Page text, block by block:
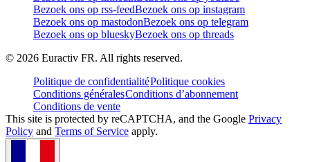
Bezoek ons op rss-feedBezoek ons op instagram
Bezoek ons op mastodonBezoek ons op telegram
Bezoek ons op blueskyBezoek ons op threads
© 2026 Euractiv FR. All rights reserved.
Politique de confidentialitéPolitique cookies
Conditions généralesConditions d’abonnement
Conditions de vente
This site is protected by reCAPTCHA, and the Google Privacy
Policy and Terms of Service apply.